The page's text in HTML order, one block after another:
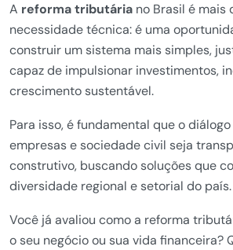
A reforma tributária no Brasil é mais
necessidade técnica: é uma
construir um sistema mais simples,
capaz de impulsionar investimentos,
crescimento sustentável.
Para isso, é fundamental que o
empresas e sociedade civil seja
construtivo, buscando soluções que
diversidade regional e setorial do país.
Você já avaliou como a reforma
o seu negócio ou sua vida financeira?